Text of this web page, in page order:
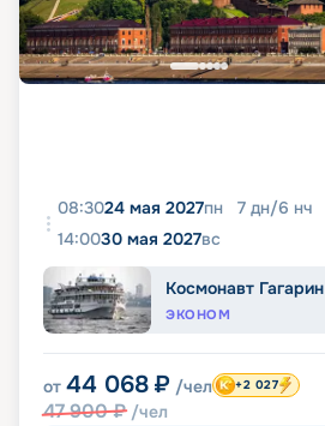
08:3024 мая 2027пн 7 дн/6 нч
14:0030 мая 2027вс
Космонавт Гагарин
ЭКОНОМ
от 44 068 ₽ /чел
47 900₽ /чел
+2 027